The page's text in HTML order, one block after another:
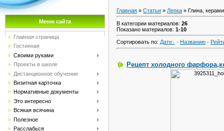
Меню сайта
Главная страница
Гостинная
Своими руками
Проекты в школе
Дистанционное обучение
Визитная карточка
Нормативные документы
Это интересно
Всякая всячина
Полезное
Расслабься
Главная » Статьи » Лепка » Глина,
В категории материалов: 26
Показано материалов: 1-10
Сортировать по: Дате · Названию ·
Рецепт холодного